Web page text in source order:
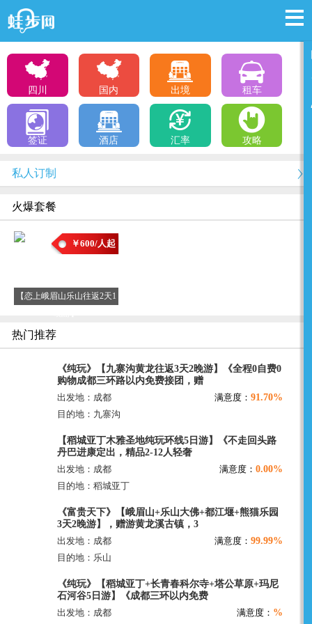
四川 国内 出境 租车
签证 酒店 汇率 攻略
私人订制
火爆套餐
【恋上峨眉山乐山往返2天1
￥600/人起
热门推荐
《纯玩》【九寨沟黄龙往返3天2晚游】《全程0自费0
购物成都三环路以内免费接团，赠
出发地：成都 满意度：91.70%
目的地：九寨沟
【稻城亚丁木雅圣地纯玩环线5日游】《不走回头路
丹巴进康定出，精品2-12人轻奢
出发地：成都 满意度：0.00%
目的地：稻城亚丁
《富贵天下》【峨眉山+乐山大佛+都江堰+熊猫乐园
3天2晚游】，赠游黄龙溪古镇，3
出发地：成都 满意度：99.99%
目的地：乐山
《纯玩》【稻城亚丁+长青春科尔寺+塔公草原+玛尼
石河谷5日游】《成都三环以内免费
出发地：成都 满意度： %